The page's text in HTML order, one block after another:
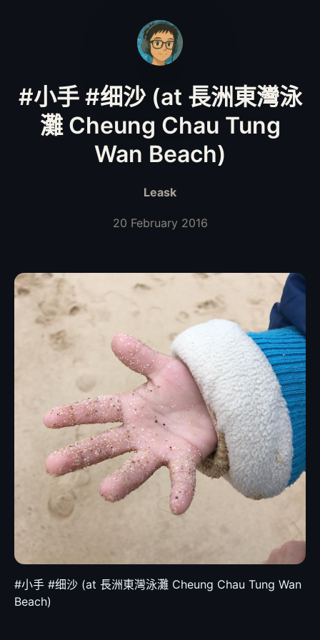
#小手 #细沙 (at 長洲東灣泳
灘 Cheung Chau Tung
Wan Beach)
Leask
20 February 2016
#小手 #细沙 (at 長洲東灣泳灘 Cheung Chau Tung Wan
Beach)